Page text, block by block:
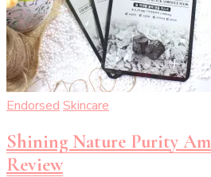
Endorsed Skincare
Shining Nature Purity
Review